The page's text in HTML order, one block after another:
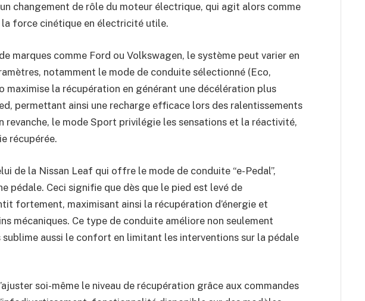
changement de rôle du moteur électrique, qui agit alors comme
force cinétique en électricité utile.
marques comme Ford ou Volkswagen, le système peut varier en
notamment le mode de conduite sélectionné (Eco,
maximise la récupération en générant une décélération plus
permettant ainsi une recharge efficace lors des ralentissements
revanche, le mode Sport privilégie les sensations et la réactivité,
récupérée.
de la Nissan Leaf qui offre le mode de conduite “e-Pedal”,
pédale. Ceci signifie que dès que le pied est levé de
fortement, maximisant ainsi la récupération d’énergie et
mécaniques. Ce type de conduite améliore non seulement
sublime aussi le confort en limitant les interventions sur la pédale
soi-même le niveau de récupération grâce aux commandes